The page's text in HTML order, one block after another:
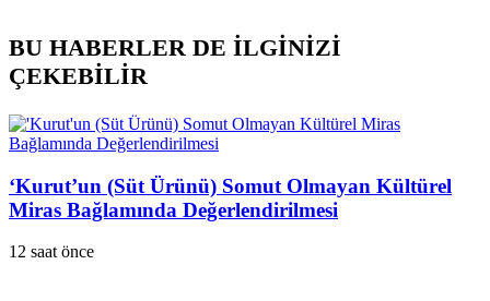
BU HABERLER DE İLGİNİZİ
ÇEKEBİLİR
‘Kurut’un (Süt Ürünü) Somut Olmayan Kültürel
Miras Bağlamında Değerlendirilmesi
12 saat önce